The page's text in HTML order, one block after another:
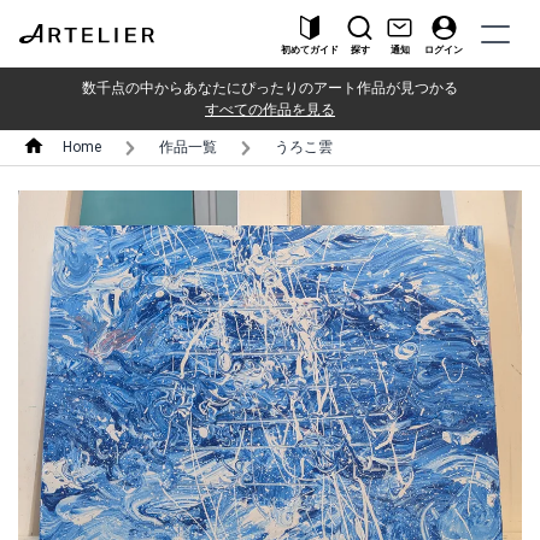
初めてガイド 探す 通知 ログイン
数千点の中からあなたにぴったりのアート作品が見つかる
すべての作品を見る
Home 作品一覧 うろこ雲